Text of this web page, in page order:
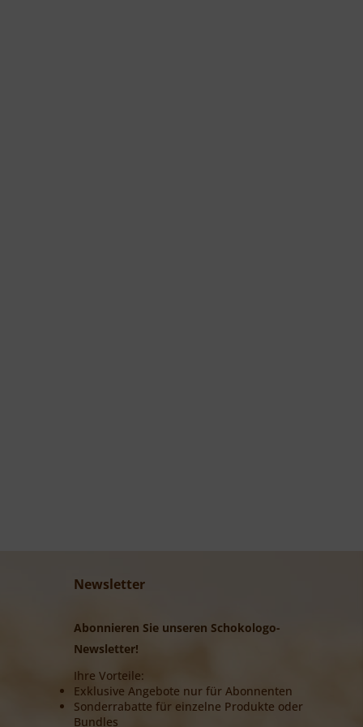
Newsletter
Abonnieren Sie unseren Schokologo-
Newsletter!
Ihre Vorteile:
Exklusive Angebote nur für Abonnenten
Sonderrabatte für einzelne Produkte oder
Bundles